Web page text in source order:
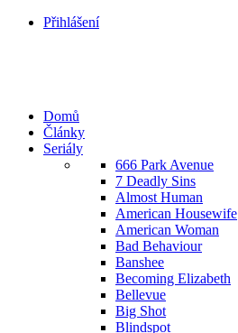
Přihlášení
Domů
Články
Seriály
666 Park Avenue
7 Deadly Sins
Almost Human
American Housewife
American Woman
Bad Behaviour
Banshee
Becoming Elizabeth
Bellevue
Big Shot
Blindspot